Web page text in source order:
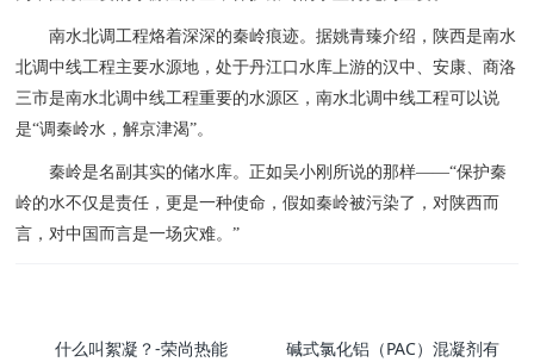
南水北调工程烙着深深的秦岭痕迹。据姚青臻介绍，陕西是南水
北调中线工程主要水源地，处于丹江口水库上游的汉中、安康、商洛
三市是南水北调中线工程重要的水源区，南水北调中线工程可以说
是“调秦岭水，解京津渴”。
秦岭是名副其实的储水库。正如吴小刚所说的那样——“保护秦
岭的水不仅是责任，更是一种使命，假如秦岭被污染了，对陕西而
言，对中国而言是一场灾难。”
什么叫絮凝？-荣尚热能
碱式氯化铝（PAC）混凝剂有